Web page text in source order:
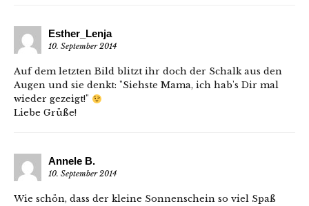
Esther_Lenja
10. September 2014
Auf dem letzten Bild blitzt ihr doch der Schalk aus den
Augen und sie denkt: "Siehste Mama, ich hab's Dir mal
wieder gezeigt!"
Liebe Grüße!
Annele B.
10. September 2014
Wie schön, dass der kleine Sonnenschein so viel Spaß